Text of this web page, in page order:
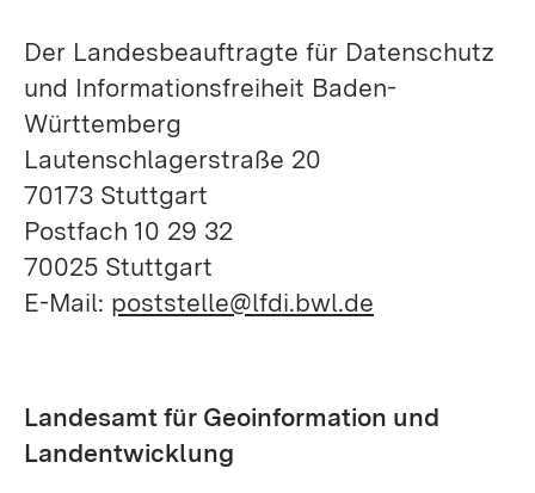
Der Landesbeauftragte für Datenschutz
und Informationsfreiheit Baden-
Württemberg
Lautenschlagerstraße 20
70173 Stuttgart
Postfach 10 29 32
70025 Stuttgart
E-Mail: poststelle@lfdi.bwl.de
Landesamt für Geoinformation und
Landentwicklung